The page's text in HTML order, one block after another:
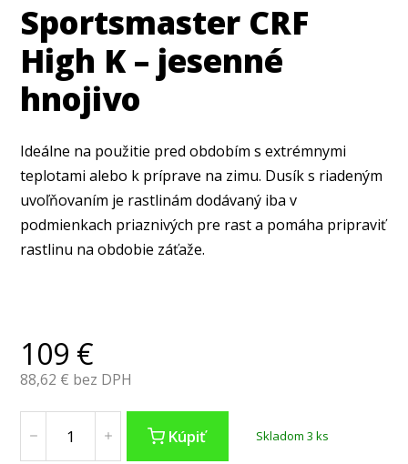
Sportsmaster CRF
High K – jesenné
hnojivo
Ideálne na použitie pred obdobím s extrémnymi
teplotami alebo k príprave na zimu. Dusík s riadeným
uvoľňovaním je rastlinám dodávaný iba v
podmienkach priaznivých pre rast a pomáha pripraviť
rastlinu na obdobie záťaže.
109 €
88,62 € bez DPH
Kúpiť Skladom 3 ks